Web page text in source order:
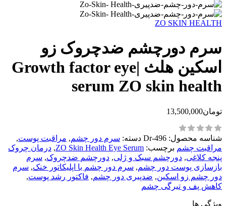
ZO SKIN HEALTH
سرم دورچشم ضدچروک زو
اسکین هلث |Growth factor eye
serum ZO skin health
تومان13,500,000
شناسه محصول: Dr-496 دسته: سرم دور چشم, مراقبت پوست,
مراقبت چشم برچسب: ZO Skin Health Eye Serum
, درمان چروک
پنجه کلاغی, دورچشم سبک و ژلی, دورچشم ضدچروک, سرم
بازسازی پوست دور چشم, سرم دور چشم با اپلیکاتور خنک, سرم
دور چشم زو اسکین, ضدپیری دور چشم, فاکتور رشد پوست,
کاهش پف و تیرگی چشم
ویژگی ها